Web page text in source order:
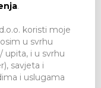
.
koristi moje
u svrhu
upita, i u svrhu
savjeta i
i uslugama